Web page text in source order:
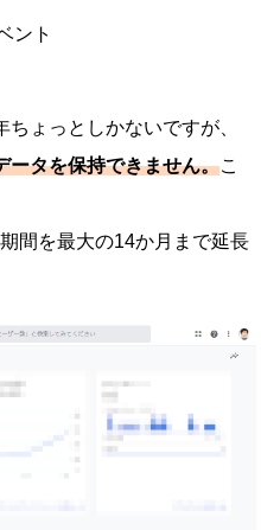
ント
ょっとしかないですが、
ータを保持できません。こ
間を最大の14か月まで延長